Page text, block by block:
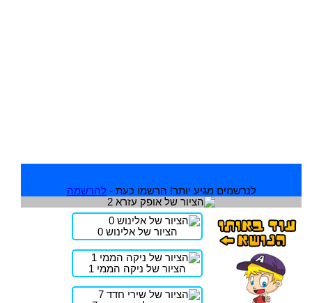
לנרשמים מגיע יותר! הרשמו כעת - להרשמה
הציור של אלינוש 0
הציור של ניקה הממי 1